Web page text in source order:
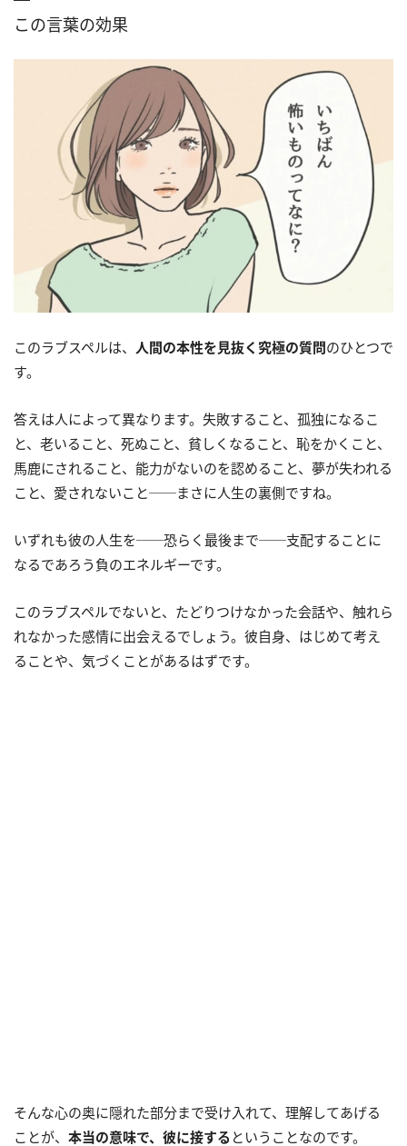
この言葉の効果
このラブスペルは、 人間の本性を見抜く究極の質問のひとつで
す。
答えは人によって異なります。失敗すること、孤独になるこ
と、老いること、死ぬこと、貧しくなること、恥をかくこと、
馬鹿にされること、能力がないのを認めること、夢が失われる
こと、愛されないこと──まさに人生の裏側ですね。
いずれも彼の人生を──恐らく最後まで──支配することに
なるであろう負のエネルギーです。
このラブスペルでないと、たどりつけなかった会話や、触れら
れなかった感情に出会えるでしょう。彼自身、はじめて考え
ることや、気づくことがあるはずです。
そんな心の奥に隠れた部分まで受け入れて、理解してあげる
ことが、 本当の意味で、彼に接する ということなのです。